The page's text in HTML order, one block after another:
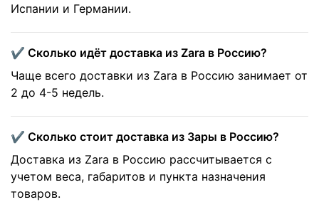
Испании и Германии.
✔️ Сколько идёт доставка из Zara в Россию?
Чаще всего доставки из Zara в Россию занимает от
2 до 4-5 недель.
✔️ Сколько стоит доставка из Зары в Россию?
Доставка из Zara в Россию рассчитывается с
учетом веса, габаритов и пункта назначения
товаров.